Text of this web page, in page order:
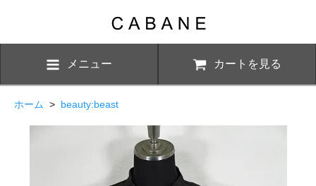
メニュー カートを見る
ホーム > beauty:beast